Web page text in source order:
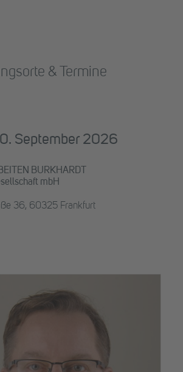
& Termine
September 2026
BURKHARDT
mbH
36, 60325 Frankfurt